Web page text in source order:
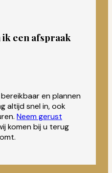
ik een afspraak
en plannen
altijd snel in, ook
Neem gerust
komen bij u terug